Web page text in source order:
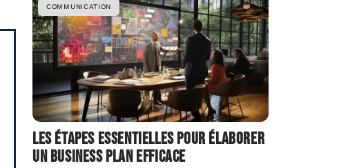
COMMUNICATION
Les étapes essentielles pour élaborer
un business plan efficace